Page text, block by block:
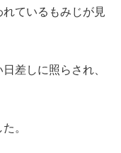
ているもみじが見
差しに照らされ、
。